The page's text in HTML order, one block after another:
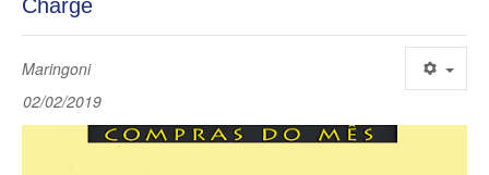
Charge
Maringoni
02/02/2019